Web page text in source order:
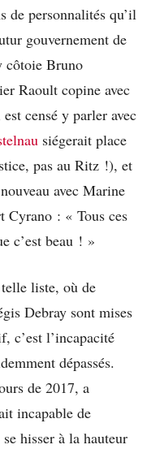
de personnalités qu’il
gouvernement de
côtoie Bruno
Raoult copine avec
censé y parler avec
siégerait place
pas au Ritz !), et
avec Marine
Cyrano : « Tous ces
c’est beau ! »
liste, où de
Debray sont mises
c’est l’incapacité
dépassés.
de 2017, a
incapable de
hisser à la hauteur